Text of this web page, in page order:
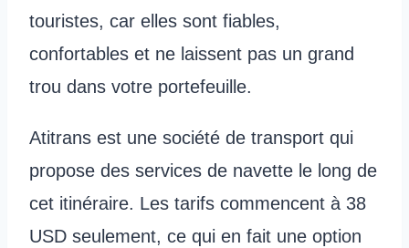
touristes, car elles sont fiables,
confortables et ne laissent pas un grand
trou dans votre portefeuille.
Atitrans est une société de transport qui
propose des services de navette le long de
cet itinéraire. Les tarifs commencent à 38
USD seulement, ce qui en fait une option